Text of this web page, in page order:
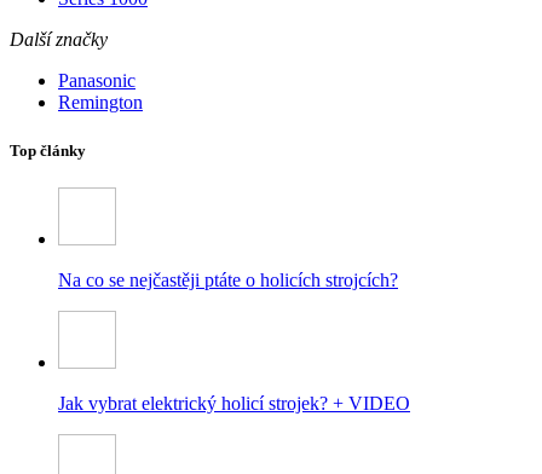
Další značky
Panasonic
Remington
Top články
Na co se nejčastěji ptáte o holicích strojcích?
Jak vybrat elektrický holicí strojek? + VIDEO